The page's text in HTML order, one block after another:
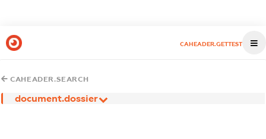
CAHEADER.GETTEST
CAHEADER.SEARCH
document.dossier